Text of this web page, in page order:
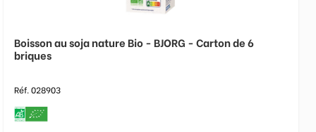
Boisson au soja nature Bio - BJORG - Carton de 6
briques
Réf. 028903